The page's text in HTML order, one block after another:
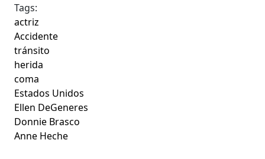
Tags:
actriz
Accidente
tránsito
herida
coma
Estados Unidos
Ellen DeGeneres
Donnie Brasco
Anne Heche